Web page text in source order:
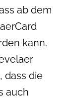
ab dem
kann.
dass die
auch